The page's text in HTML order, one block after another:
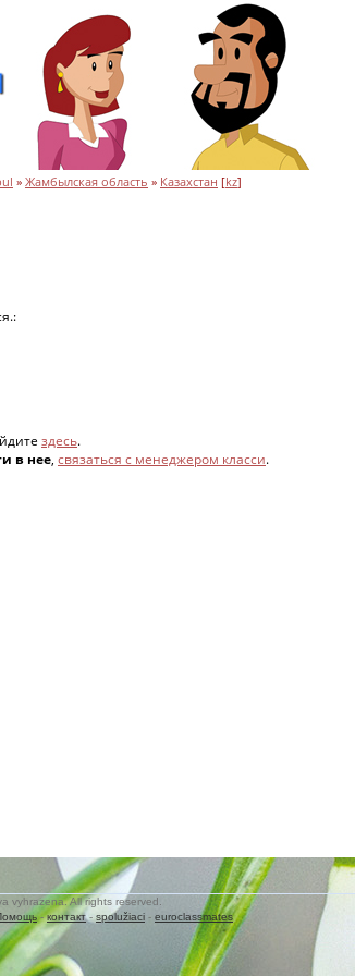
» Жамбылская область » Казахстан [kz]
здесь.
в нее, связаться с менеджером класси.
vyhrazena. All rights reserved.
-контакт- spolužiaci - euroclassmates